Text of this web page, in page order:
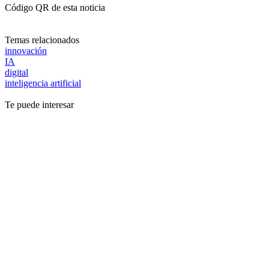
Código QR de esta noticia
Temas relacionados
innovación
IA
digital
inteligencia artificial
Te puede interesar